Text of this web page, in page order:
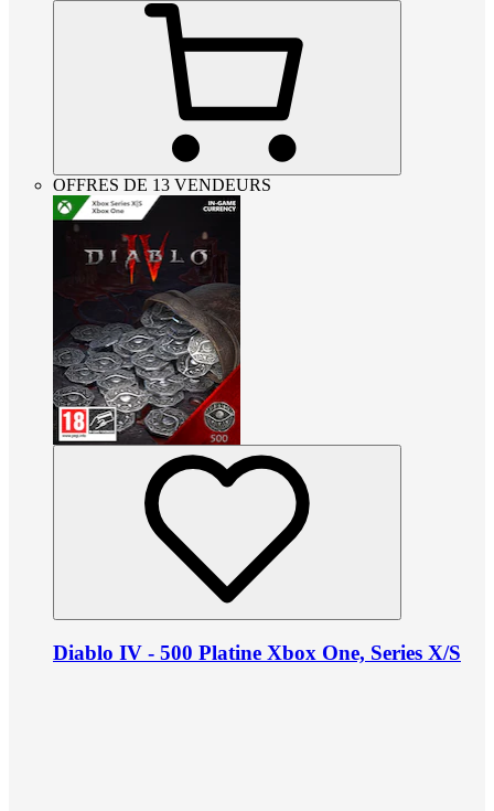
OFFRES DE 13 VENDEURS
Diablo IV - 500 Platine Xbox One, Series X/S